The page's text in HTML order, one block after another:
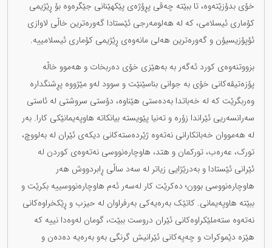
خۆی بدۆزێتەوە، تا ببێتە چەقی پڕۆژەی پێکهێنانی جێگرەوە بۆ ڕێژیمی
کۆماری ئیسلامی، کە لە هەلومەرجی ئێستادا گەورەترین خاڵی لاوازی
ئۆپۆزیسیۆن و گەورەترین هەلی مانەوەی ڕێژیمی کۆماری ئیسلامییە.
بزووتنەوەی کورد ئەگەر بە بەهێزی خۆی دەربخات و هەموو خاڵە
پۆزەتیڤەکانی خۆی بە جوانی بناسێنێت و سوود لەو مێژووە پڕشنگدارە
وەربگرێت کە لە خەباتدا بەدەستی هێناوە، دۆستی سروشتی لە ئاستی
سەرانسەریی ئێراندا زۆرە و تەنیا پێویستە بیانکاتە هاوپەیمانێکی کارا. بەر
لە هەمووان خەباتکارانی نەتەوە ژێردەستەکانی دیکەی ئێران لە بەلووچ،
تورک، عەرەب، تورکمان و هتد، هاوچارەنووسی نەتەوەی کوردن لە
ئێرانی ئێستادا و بەدرێژایی زیاتر لە سەد ساڵی ڕابردووش هەر
هاوچارەنووسی بوون؛ دەکرێت کار لەسەر ئەم هاوچارەنووسییە بکرێت و
ببێتە هاوپەیمانی. کاتێک بەرەیەکی بەرفراوان لە حیزب و ڕێکخراوەکانی
نەتەوە ستەملێکراوەکانی ئێران دروست ببێت، گومان لەوەدا نییە کە
هێزە دێموکرات و چەپەکانی ئێرانیش گرنگی بەو بەرەیە دەدەن و